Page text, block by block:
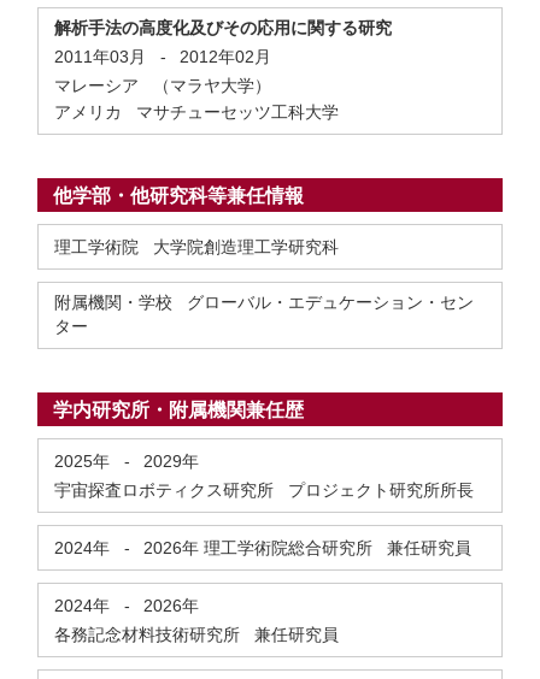
解析手法の高度化及びその応用に関する研究
2011年03月
-
2012年02月
マレーシア （マラヤ大学）
アメリカ マサチューセッツ工科大学
他学部・他研究科等兼任情報
理工学術院 大学院創造理工学研究科
附属機関・学校 グローバル・エデュケーション・セン
ター
学内研究所・附属機関兼任歴
2025年 -
2029年
宇宙探査ロボティクス研究所 プロジェクト研究所所長
2024年 - 2026年 理工学術院総合研究所 兼任研究員
2024年 -
2026年
各務記念材料技術研究所 兼任研究員